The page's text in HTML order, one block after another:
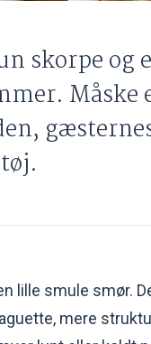
skorpe og
Måske
lille smule smør.
mere